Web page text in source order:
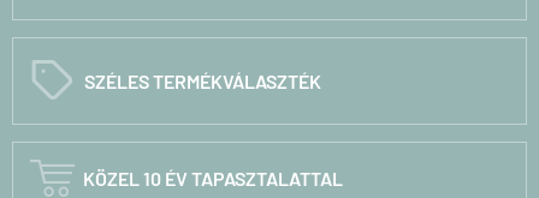
C SZÉLES TERMÉKVÁLASZTÉK
 KÖZEL 10 ÉV TAPASZTALATTAL